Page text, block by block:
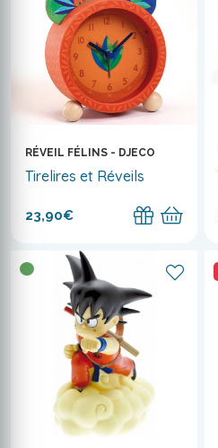
RÉVEIL FÉLINS - DJECO
Tirelires et Réveils
23,90€